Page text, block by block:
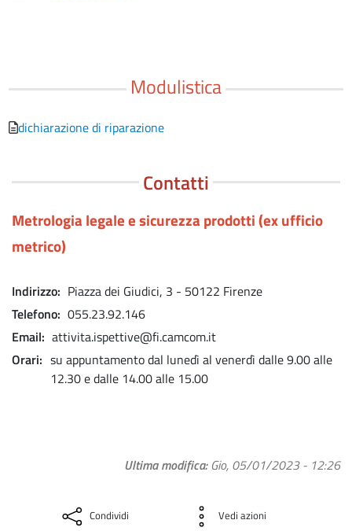
Modulistica
dichiarazione di riparazione
Contatti
Metrologia legale e sicurezza prodotti (ex ufficio
metrico)
Indirizzo Piazza dei Giudici, 3 - 50122 Firenze
Telefono 055.23.92.146
Email attivita.ispettive@fi.camcom.it
Orari
su appuntamento dal lunedì al venerdì dalle 9.00 alle
12.30 e dalle 14.00 alle 15.00
Ultima modifica Gio, 05/01/2023 - 12:26
Condividi Vedi azioni